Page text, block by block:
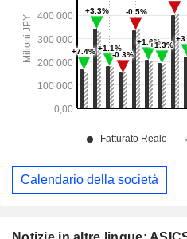
Calendario della società